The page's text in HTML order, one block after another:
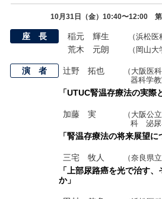
10月31日（金）10:40〜12:00
座 長 稲元 輝生 （浜松医
荒木 元朗 （岡山大
演 者 辻野 拓也
（大阪
器科学教
「UTUC腎温存療法の実際
加藤 実
（大阪公
科 泌尿
「腎温存療法の将来展望に
三宅 牧人 （奈良県
「上部尿路癌を光で治す
か」